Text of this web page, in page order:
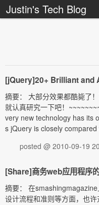
Justin's Tech Blog
[jQuery]20+ Brilliant and
摘要： 大部分效果都酷毙了
就认真研究一下吧！
very new technology has its
s jQuery is closely
posted @ 2010-09-19
[Share]商务web应用程序
摘要： 在
设计流程和准则等方面，也